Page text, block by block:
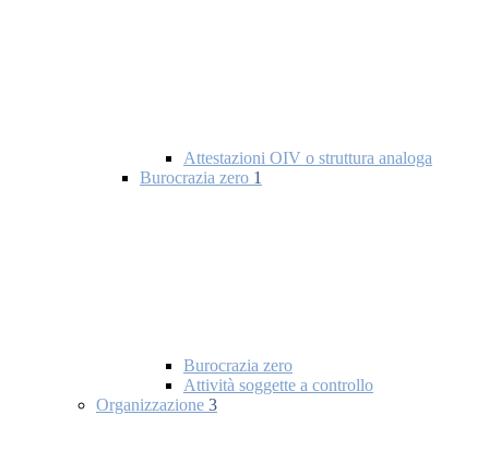
Attestazioni OIV o struttura analoga
Burocrazia zero 1
Burocrazia zero
Attività soggette a controllo
Organizzazione 3